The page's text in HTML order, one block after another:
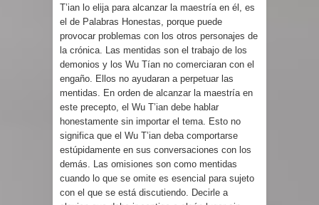
T’ian lo elija para alcanzar la maestría en él, es
el de Palabras Honestas, porque puede
provocar problemas con los otros personajes de
la crónica. Las mentidas son el trabajo de los
demonios y los Wu Tían no comerciaran con el
engaño. Ellos no ayudaran a perpetuar las
mentidas. En orden de alcanzar la maestría en
este precepto, el Wu T’ian debe hablar
honestamente sin importar el tema. Esto no
significa que el Wu T’ian deba comportarse
estúpidamente en sus conversaciones con los
demás. Las omisiones son como mentidas
cuando lo que se omite es esencial para sujeto
con el que se está discutiendo. Decirle a